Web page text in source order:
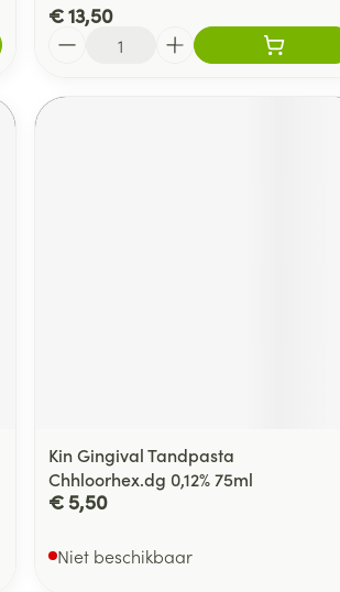
€ 13,50
Kin Gingival Tandpasta
Chhloorhex.dg 0,12% 75ml
€ 5,50
Niet beschikbaar